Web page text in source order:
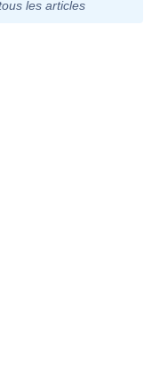
les articles